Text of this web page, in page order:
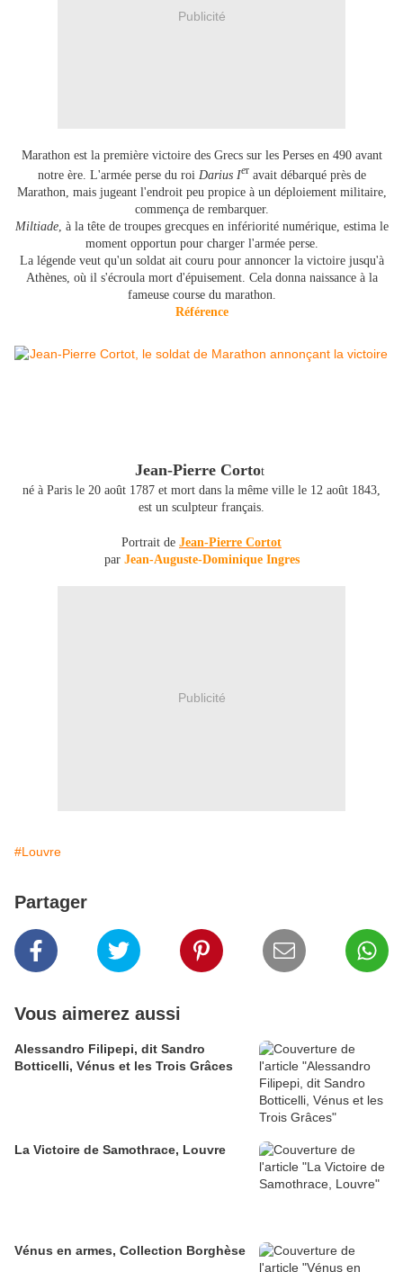
Publicité
Marathon est la première victoire des Grecs sur les Perses en 490 avant
notre ère. L'armée perse du roi Darius Ier avait débarqué près de
Marathon, mais jugeant l'endroit peu propice à un déploiement militaire,
commença de rembarquer.
Miltiade, à la tête de troupes grecques en infériorité numérique, estima le
moment opportun pour charger l'armée perse.
La légende veut qu'un soldat ait couru pour annoncer la victoire jusqu'à
Athènes, où il s'écroula mort d'épuisement. Cela donna naissance à la
fameuse course du marathon.
Référence
Jean-Pierre Cortot
né à Paris le 20 août 1787 et mort dans la même ville le 12 août 1843,
est un sculpteur français.
Portrait de Jean-Pierre Cortot
par Jean-Auguste-Dominique Ingres
Publicité
#Louvre
Partager
Vous aimerez aussi
Alessandro Filipepi, dit Sandro
Botticelli, Vénus et les Trois Grâces
La Victoire de Samothrace, Louvre
Vénus en armes, Collection Borghèse